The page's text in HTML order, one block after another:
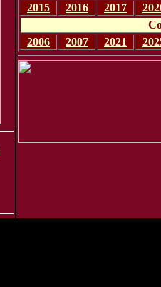
2015
2016 2017
2006
2007 2021